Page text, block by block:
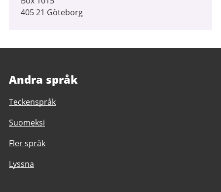
405 21 Göteborg
Andra språk
Teckenspråk
Suomeksi
Fler språk
Lyssna